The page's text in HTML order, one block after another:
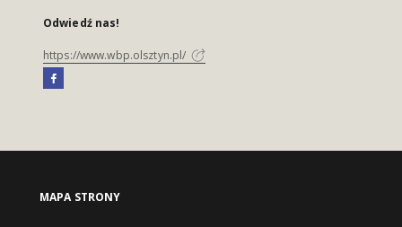
Odwiedź nas!
https://www.wbp.olsztyn.pl/
MAPA STRONY